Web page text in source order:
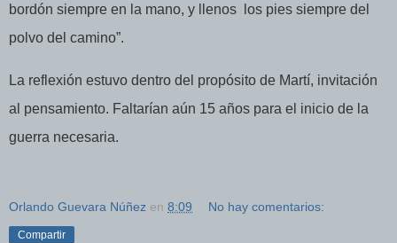
bordón siempre en la mano, y llenos
los pies siempre del
polvo del camino”.
La reflexión estuvo dentro del propósito de Martí, invitación
al pensamiento. Faltarían aún 15 años para el inicio de la
guerra necesaria.
Orlando Guevara Núñez en 8:09 No hay comentarios:
Compartir